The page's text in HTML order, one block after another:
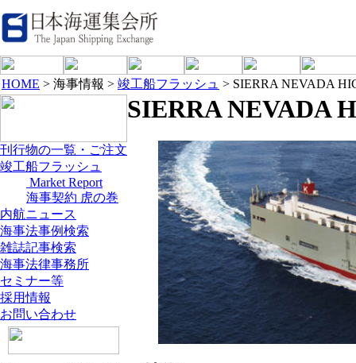
HOME > 海事情報 > 竣工船フラッシュ > SIERRA NEVADA
刊行物の一覧・ご注文
竣工船フラッシュ
Market Report
海事契約 虎の巻
内航ニュース
海事法事例検索
雑誌記事検索
海事法律事務所
セミナー等
採用情報
お問い合わせ
SIERRA NEVADA